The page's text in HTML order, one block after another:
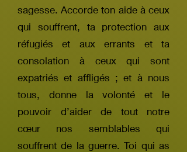
sagesse. Accorde ton aide à ceux
qui souffrent, ta protection aux
réfugiés et aux errants et ta
consolation à ceux qui sont
expatriés et affligés ; et à nous
tous, donne la volonté et le
pouvoir d’aider de tout notre
cœur nos semblables qui
souffrent de la guerre. Toi qui as